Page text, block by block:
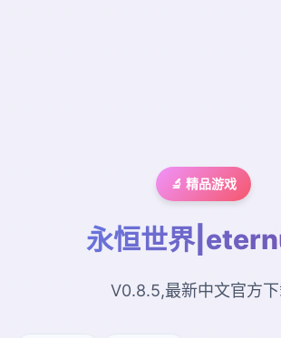
🔬 精品游戏
永恒世界
V0.8.5,最新中文官方